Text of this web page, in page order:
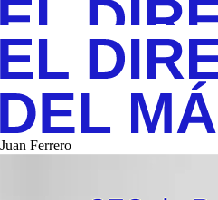
Juan Ferrero